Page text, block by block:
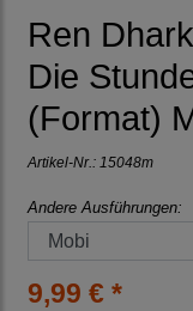
Ren
Die
(Format)
Artikel-Nr.: 15048m
Andere Ausführungen:
9,99 € *